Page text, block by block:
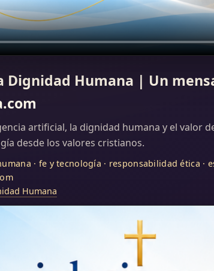
Humana | Un
artificial, la dignidad humana y el valor
desde los valores cristianos.
· fe y tecnología · responsabilidad ética ·
Humana